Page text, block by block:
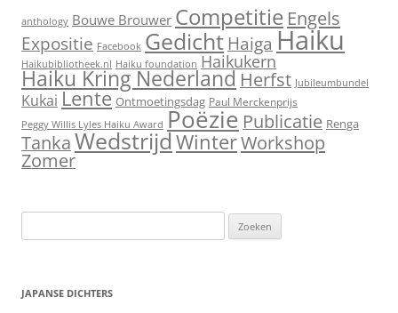
anthology Bouwe Brouwer Competitie Engels
Expositie Facebook Gedicht Haiga Haiku
Haikubibliotheek.nl Haiku foundation Haikukern
Haiku Kring Nederland Herfst Jubileumbundel
Kukai Lente Ontmoetingsdag Paul Merckenprijs
Peggy Willis Lyles Haiku Award Poëzie Publicatie Renga
TankaWedstrijdWinterWorkshop
Zomer
naar:
JAPANSE DICHTERS